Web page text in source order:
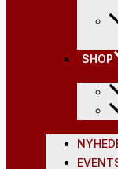
SHOP